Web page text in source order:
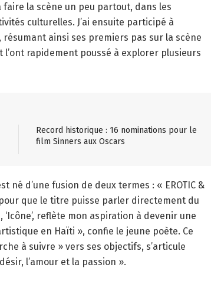
faire la scène un peu partout, dans les
culturelles. J’ai ensuite participé à
ainsi ses premiers pas sur la scène
rapidement poussé à explorer plusieurs
Record historique : 16 nominations pour le
film Sinners aux Oscars
né d’une fusion de deux termes : « EROTIC &
pour que le titre puisse parler directement du
reflète mon aspiration à devenir une
en Haïti », confie le jeune poète. Ce
à suivre » vers ses objectifs, s’articule
l’amour et la passion ».